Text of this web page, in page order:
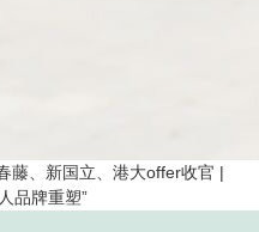
藤、新国立、港大offer收官 |
品牌重塑”